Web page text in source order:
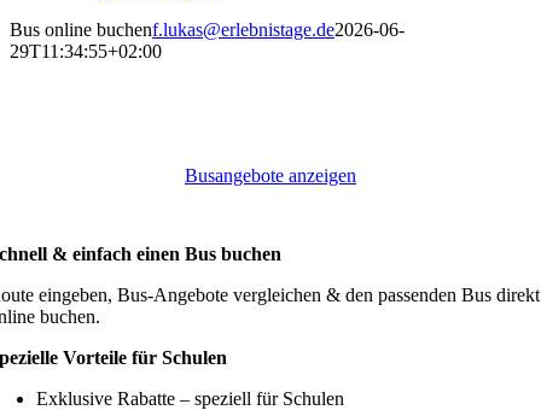
Bus online buchenf.lukas@erlebnistage.de2026-06-
29T11:34:55+02:00
Busangebote anzeigen
& einfach einen Bus buchen
eingeben, Bus-Angebote vergleichen & den passenden Bus direkt
buchen.
Vorteilefür Schulen
Exklusive Rabatte – speziell für Schulen